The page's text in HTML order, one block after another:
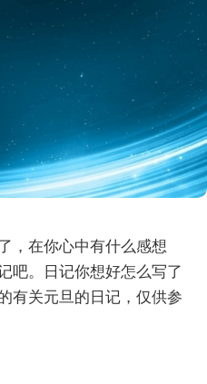
，在你心中有什么感想
吧。日记你想好怎么写了
有关元旦的日记，仅供参